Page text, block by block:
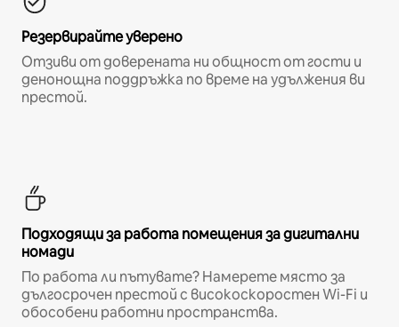
Резервирайте уверено
Отзиви от доверената ни общност от гости и
денонощна поддръжка по време на удължения ви
престой.
Подходящи за работа помещения за дигитални
номади
По работа ли пътувате? Намерете място за
дългосрочен престой с високоскоростен Wi-Fi и
обособени работни пространства.